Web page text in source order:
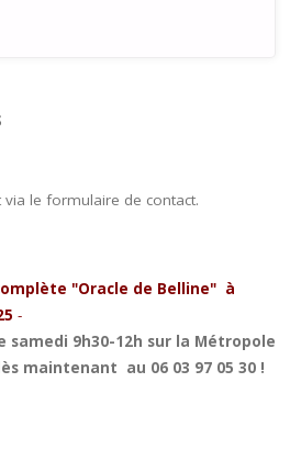
le formulaire de contact.
"Oracle de Belline" à
-
samedi 9h30-12h sur la Métropole
maintenant au 06 03 97 05 30 !